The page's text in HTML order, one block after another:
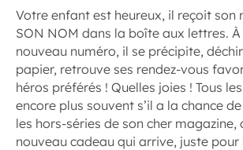
Votre enfant est heureux, il reçoit son
SON NOM dans la boîte aux lettres.
nouveau numéro, il se précipite,
papier, retrouve ses rendez-vous
héros préférés ! Quelles joies ! Tous
encore plus souvent s’il a la chance
les hors-séries de son cher magazine,
nouveau cadeau qui arrive, juste pour